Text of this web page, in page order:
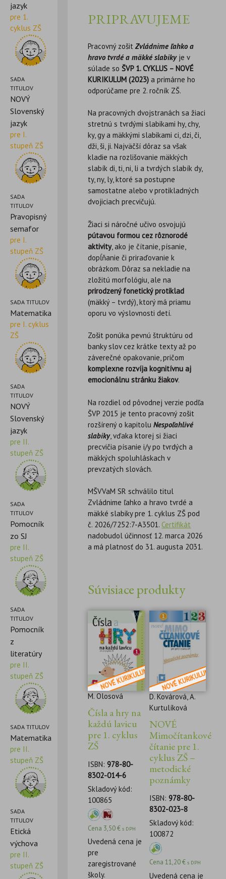
jazyk
pre 1.
cyklus ZŠ
SADA
TITULOV
NOVÝ
Slovenský
jazyk
pre I.
stupeň ZŠ
SADA
TITULOV
Pravopisný
semafor
pre I.
stupeň ZŠ
SADA TITULOV
Matematika
pre I. cyklus
ZŠ
SADA
TITULOV
NOVÝ
Slovenský
jazyk
pre II.
stupeň ZŠ
SADA
TITULOV
Pomocník
zo SJ
pre II.
stupeň ZŠ
SADA
TITULOV
Pomocník
z
literatúry
pre II.
stupeň ZŠ
SADA TITULOV
Matematika
pre II.
stupeň ZŠ
SADA
TITULOV
Etická
výchova
pre II.
stupeň ZŠ
PRIPRAVUJEME
Pracovný zošitZvládnime ľahko a
hravo tvrdé a mäkké slabiky je v
súlade soŠVP 1. CYKLUS – NOVÉ
KURIKULUM (2023) a primárne ho
odporúčame pre 2. ročník ZŠ.
Na pracovných dvojstranách sa žiaci
stretnú s tvrdými slabikami hy, chy,
ky, gy a mäkkými slabikami ci, dzi, či,
dži, ši, ji. Najväčší dôraz sa však
kladie na rozlišovanie mäkkých
slabík di, ti, ni, li a tvrdých slabík dy,
ty, ny, ly, ktoré sa postupne
samostatne alebo v protikladných
dvojiciach precvičujú.
Žiaci si náročné učivo osvojujú
pútavou formou cez rôznorodé
aktivity, ako je čítanie, písanie,
dopĺňanie či priraďovanie k
obrázkom. Dôraz sa nekladie na
zložitú morfológiu, ale na
prirodzený fonetický protiklad
(mäkký – tvrdý), ktorý má priamu
oporu vo výslovnosti detí.
Zošit ponúka pevnú štruktúru od
banky slov cez krátke texty až po
záverečné opakovanie, pričom
komplexne rozvíja kognitívnu aj
emocionálnu stránku žiakov.
Na rozdiel od pôvodnej verzie podľa
ŠVP 2015 je tento pracovný zošit
rozšírený o kapitoluNespoľahlivé
slabiky, vďaka ktorej si žiaci
precvičia písanie i/y po tvrdých a
mäkkých spoluhláskach v
prevzatých slovách.
MŠVVaM SR schválilo titul
Zvládnime ľahko a hravo tvrdé a
mäkké slabiky pre 1. cyklus ZŠ pod
č. 2026/7252:7-A3501.Certifikát
nadobudol účinnosť 12. marca 2026
a má platnosť do 31. augusta 2031.
Súvisiace produkty
M. Olosová
Čísla a hry na
každú lavicu
pre 1. cyklus
ZŠ
ISBN:978-80-
8302-014-6
Skladový kód:
100865
Cena 3,50€ s DPH
Uvedená cena je
pre
zaregistrované
školy.
D. Kovárová, A.
Kurtulíková
NOVÉ
Mimočítankové
čítanie pre 1.
cyklus ZŠ –
metodické
poznámky
ISBN: 978-80-
8302-023-8
Skladový kód:
100872
Cena 11,20€ s DPH
Uvedená cena je